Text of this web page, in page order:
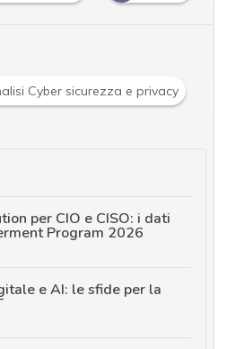
Cyber sicurezza e privacy
per CIO e CISO: i dati
Program 2026
e AI: le sfide per la